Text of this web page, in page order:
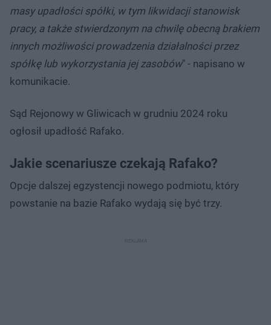
masy upadłości spółki, w tym likwidacji stanowisk
pracy, a także stwierdzonym na chwilę obecną brakiem
innych możliwości prowadzenia działalności przez
spółkę lub wykorzystania jej zasobów" - napisano w
komunikacie.
Sąd Rejonowy w Gliwicach w grudniu 2024 roku
ogłosił upadłość Rafako.
Jakie scenariusze czekają Rafako?
Opcje dalszej egzystencji nowego podmiotu, który
powstanie na bazie Rafako wydają się być trzy.